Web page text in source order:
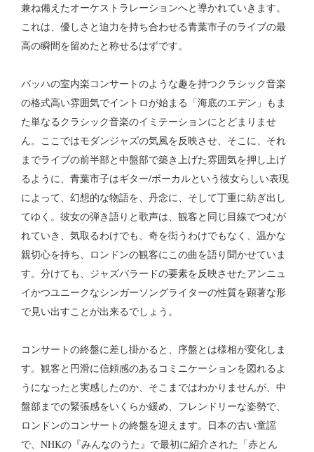
兼ね備えたオーケストラレーションへと導かれていきます。
これは、優しさと迫力を持ち合わせる青葉市子のライブの最
高の瞬間を留めたと称せるはずです。
バッハの室内楽コンサートのような趣を持つクラシック音楽
の格式高い雰囲気でイントロが始まる「海底のエデン」もま
た単なるクラシック音楽のイミテーションにとどまりませ
ん。ここではモダンジャズの気風を反映させ、そこに、それ
までライブの前半部と中盤部で築き上げた雰囲気を押し上げ
るように、青葉市子はギター/ボーカルという彼女らしい表現
によって、幻想的な物語を、丹念に、そして丁重に紡ぎ出し
てゆく。彼女の弾き語りと歌声は、観客と同じ目線でつむが
れていき、気取るわけでも、奇を衒うわけでもなく、温かな
親切心を持ち、ロンドンの観客にこの曲を語り聞かせていま
す。分けても、ジャズバラードの要素を反映させたアンニュ
イかつユニークなシンガーソングライターの性質を顕著な形
で見い出すことが出来るでしょう。
コンサートの終盤に差し掛かると、序盤とは様相が変化しま
す。観客と円滑に信頼感のあるコミニケーションを図れるよ
うになったと実感したのか、そこまではわかりませんが、中
盤部までの緊張感をいくらか緩め、フレンドリーな姿勢で、
ロンドンのコンサートの終盤を迎えます。日本の古い童謡
で、NHKの『みんなのうた』で最初に紹介された「赤とん